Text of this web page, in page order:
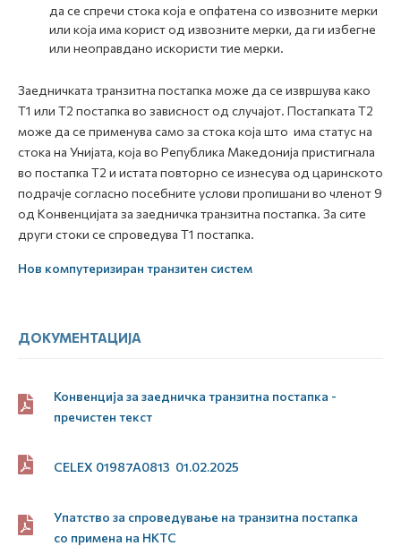
да се спречи стока која е опфатена со извозните мерки
или која има корист од извозните мерки, да ги избегне
или неоправдано искористи тие мерки.
Заедничката транзитна постапка може да се извршува како
Т1 или Т2 постапка во зависност од случајот. Постапката Т2
може да се применува само за стока која што има статус на
стока на Унијата, која во Република Македонија пристигнала
во постапка Т2 и истата повторно се изнесува од царинското
подрачје согласно посебните услови пропишани во членот 9
од Конвенцијата за заедничка транзитна постапка. За сите
други стоки се спроведува Т1 постапка.
Нов компутеризиран транзитен систем
ДОКУМЕНТАЦИЈА
Конвенција за заедничка транзитна постапка -
пречистен текст
CELEX 01987A0813 01.02.2025
Упатство за спроведување на транзитна постапка
со примена на НКТС